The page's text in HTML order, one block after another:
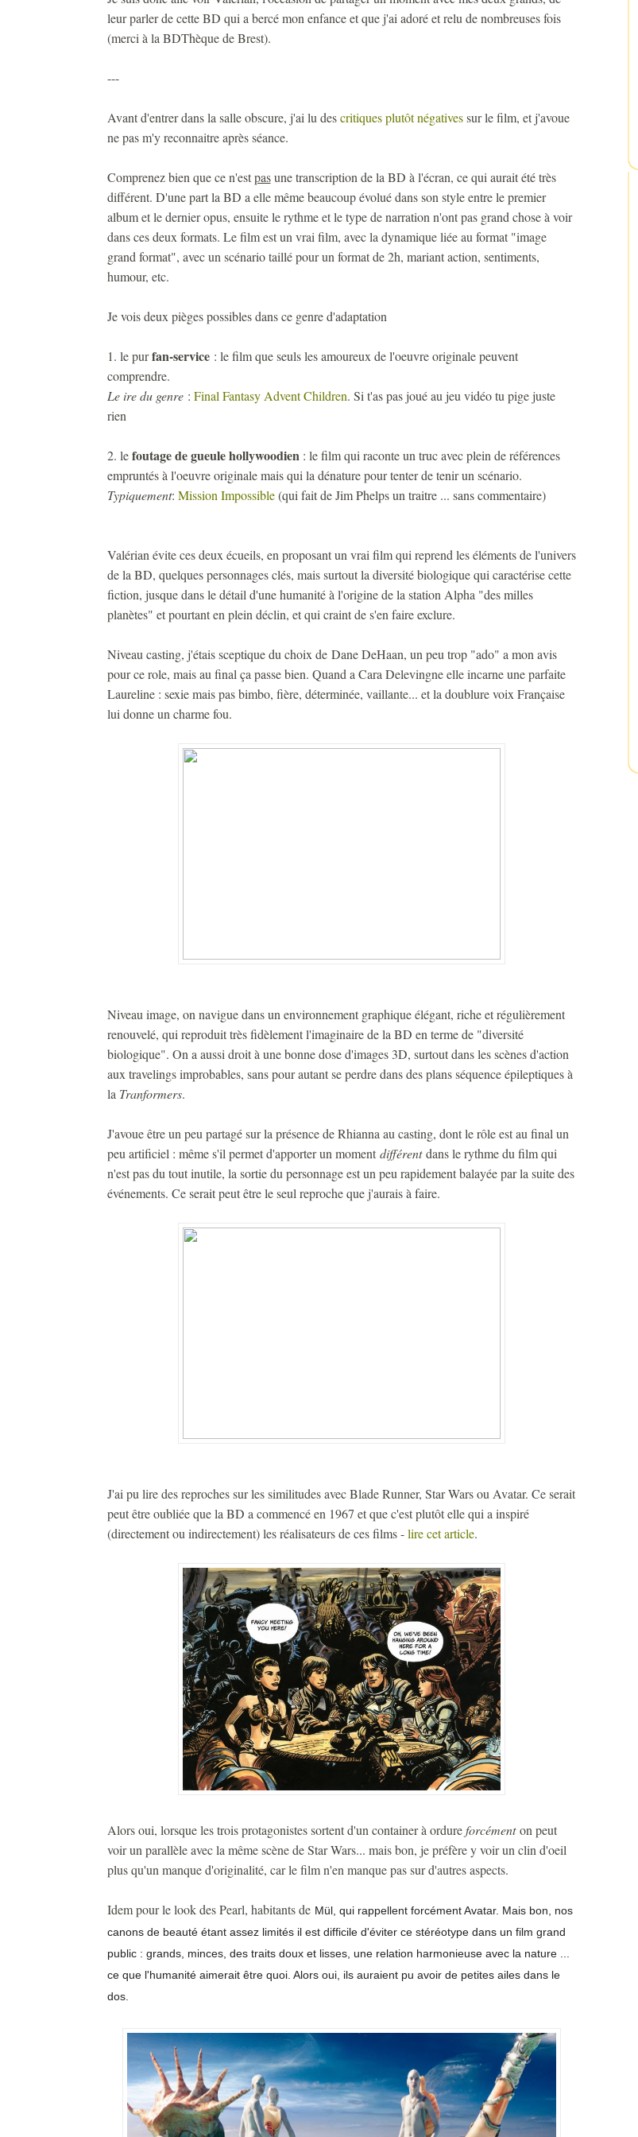
leur parler de cette BD qui a bercé mon enfance et que j'ai adoré et relu de nombreuses fois
(merci à la BDThèque de Brest).
---
Avant d'entrer dans la salle obscure, j'ai lu descritiques plutôt négativessur le film, et j'avoue
ne pas m'y reconnaitre après séance.
Comprenez bien que ce n'estpasune transcription de la BD à l'écran, ce qui aurait été très
différent. D'une part la BD a elle même beaucoup évolué dans son style entre le premier
album et le dernier opus, ensuite le rythme et le type de narration n'ont pas grand chose à voir
dans ces deux formats. Le film est un vrai film, avec la dynamique liée au format "image
grand format", avec un scénario taillé pour un format de 2h, mariant action, sentiments,
humour, etc.
Je vois deux pièges possibles dans ce genre d'adaptation
1. le purfan-service : le film que seuls les amoureux de l'oeuvre originale peuvent
comprendre.
Le ire du genre: Final Fantasy Advent Children. Si t'as pas joué au jeu vidéo tu pige juste
rien
2. lefoutage de gueule hollywoodien : le film qui raconte un truc avec plein de références
empruntés à l'oeuvre originale mais qui la dénature pour tenter de tenir un scénario.
Typiquement: Mission Impossible(qui fait de Jim Phelps un traitre ... sans commentaire)
Valérian évite ces deux écueils, en proposant un vrai film qui reprend les éléments de l'univers
de la BD, quelques personnages clés, mais surtout la diversité biologique qui caractérise cette
fiction, jusque dans le détail d'une humanité à l'origine de la station Alpha "des milles
planètes" et pourtant en plein déclin, et qui craint de s'en faire exclure.
Niveau casting, j'étais sceptique du choix de Dane DeHaan, un peu trop "ado" a mon avis
pour ce role, mais au final ça passe bien. Quand a Cara Delevingne elle incarne une parfaite
Laureline : sexie mais pas bimbo, fière, déterminée, vaillante... et la doublure voix Française
lui donne un charme fou.
Niveau image, on navigue dans un environnement graphique élégant, riche et régulièrement
renouvelé, qui reproduit très fidèlement l'imaginaire de la BD en terme de "diversité
biologique". On a aussi droit à une bonne dose d'images 3D, surtout dans les scènes d'action
aux travelings improbables, sans pour autant se perdre dans des plans séquence épileptiques à
la Tranformers.
J'avoue être un peu partagé sur la présence de Rhianna au casting, dont le rôle est au final un
peu artificiel : même s'il permet d'apporter un moment différentdans le rythme du film qui
n'est pas du tout inutile, la sortie du personnage est un peu rapidement balayée par la suite des
événements. Ce serait peut être le seul reproche que j'aurais à faire.
J'ai pu lire des reproches sur les similitudes avec Blade Runner, Star Wars ou Avatar. Ce serait
peut être oubliée que la BD a commencé en 1967 et que c'est plutôt elle qui a inspiré
(directement ou indirectement) les réalisateurs de ces films -lire cet article.
Alors oui, lorsque les trois protagonistes sortent d'un container à ordureforcémenton peut
voir un parallèle avec la même scène de Star Wars... mais bon, je préfère y voir un clin d'oeil
plus qu'un manque d'originalité, car le film n'en manque pas sur d'autres aspects.
Idem pour le look des Pearl, habitants de Mül, qui rappellent forcément Avatar. Mais bon, nos
canons de beauté étant assez limités il est difficile d'éviter ce stéréotype dans un film grand
public : grands, minces, des traits doux et lisses, une relation harmonieuse avec la nature ...
ce que l'humanité aimerait être quoi. Alors oui, ils auraient pu avoir de petites ailes dans le
dos.